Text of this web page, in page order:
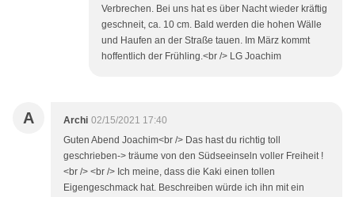
Verbrechen. Bei uns hat es über Nacht wieder kräftig
geschneit, ca. 10 cm. Bald werden die hohen Wälle
und Haufen an der Straße tauen. Im März kommt
hoffentlich der Frühling.<br /> LG Joachim
A Archi 02/15/2021 17:40
Guten Abend Joachim<br /> Das hast du richtig toll
geschrieben-> träume von den Südseeinseln voller Freiheit !
<br /> <br /> Ich meine, dass die Kaki einen tollen
Eigengeschmack hat. Beschreiben würde ich ihn mit ein